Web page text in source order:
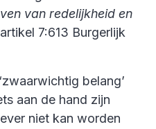
van redelijkheid en
7:613 Burgerlijk
belang’
aan de hand zijn
niet kan worden